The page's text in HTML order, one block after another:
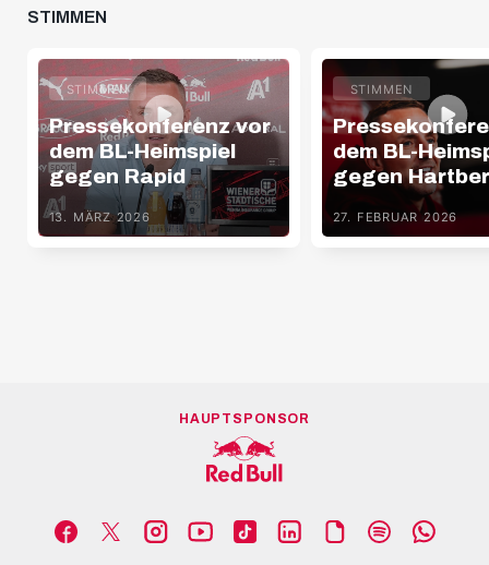
STIMMEN
STIMMEN
Pressekonferenz vor
dem BL-Heimspiel
gegen Rapid
13. MÄRZ 2026
STIMMEN
dem BL-
gegen
27. FEBRUAR 2026
HAUPTSPONSOR